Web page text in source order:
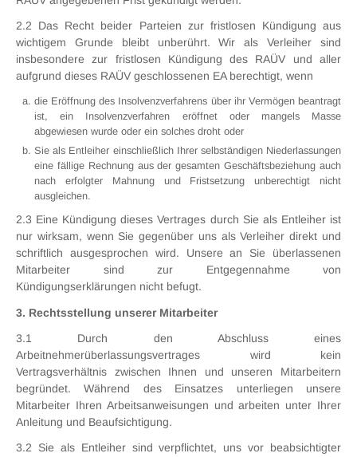
2.2 Das Recht beider Parteien zur fristlosen Kündigung aus
wichtigem Grunde bleibt unberührt. Wir als Verleiher sind
insbesondere zur fristlosen Kündigung des RAÜV und aller
aufgrund dieses RAÜV geschlossenen EA berechtigt, wenn
die Eröffnung des Insolvenzverfahrens über ihr Vermögen beantragt
ist, ein Insolvenzverfahren eröffnet oder mangels Masse
abgewiesen wurde oder ein solches droht oder
Sie als Entleiher einschließlich Ihrer selbständigen Niederlassungen
eine fällige Rechnung aus der gesamten Geschäftsbeziehung auch
nach erfolgter Mahnung und Fristsetzung unberechtigt nicht
ausgleichen.
2.3 Eine Kündigung dieses Vertrages durch Sie als Entleiher ist
nur wirksam, wenn Sie gegenüber uns als Verleiher direkt und
schriftlich ausgesprochen wird. Unsere an Sie überlassenen
Mitarbeiter sind zur Entgegennahme von
Kündigungserklärungen nicht befugt.
3. Rechtsstellung unserer Mitarbeiter
3.1 Durch den Abschluss eines
Arbeitnehmerüberlassungsvertrages wird kein
Vertragsverhältnis zwischen Ihnen und unseren Mitarbeitern
begründet. Während des Einsatzes unterliegen unsere
Mitarbeiter Ihren Arbeitsanweisungen und arbeiten unter Ihrer
Anleitung und Beaufsichtigung.
3.2 Sie als Entleiher sind verpflichtet, uns vor beabsichtigter